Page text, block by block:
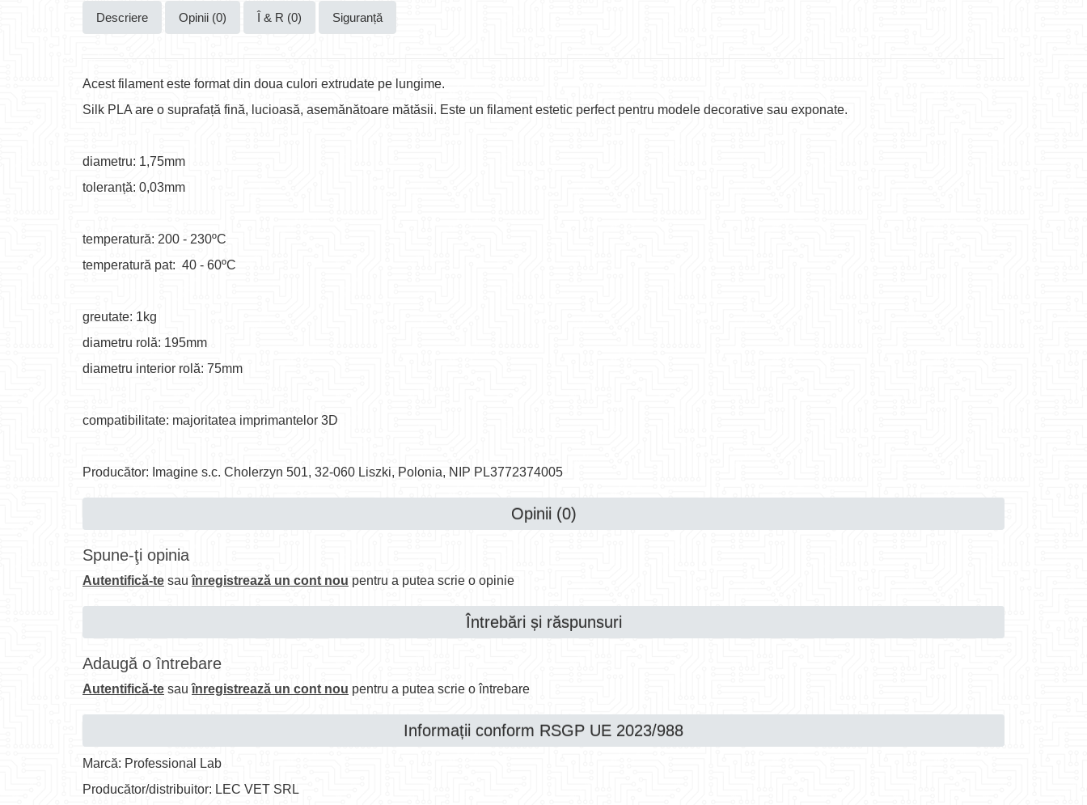
Descriere Opinii (0) Î & R (0) Siguranță
Acest filament este format din doua culori extrudate pe lungime.
Silk PLA are o suprafață fină, lucioasă, asemănătoare mătăsii. Este un filament estetic perfect pentru modele decorative sau exponate.
diametru: 1,75mm
toleranță: 0,03mm
temperatură: 200 - 230ºC
temperatură pat: 40 - 60ºC
greutate: 1kg
diametru rolă: 195mm
diametru interior rolă: 75mm
compatibilitate: majoritatea imprimantelor 3D
Producător: Imagine s.c. Cholerzyn 501, 32-060 Liszki, Polonia, NIP PL3772374005
Opinii (0)
Spune-ţi opinia
Autentifică-te sauînregistrează un cont nou pentru a putea scrie o opinie
Întrebări și răspunsuri
Adaugă o întrebare
Autentifică-te sauînregistrează un cont nou pentru a putea scrie o întrebare
Informații conform RSGP UE 2023/988
Marcă: Professional Lab
Producător/distribuitor: LEC VET SRL